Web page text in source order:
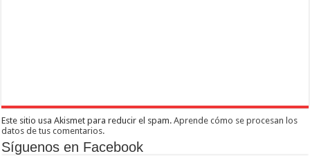
Este sitio usa Akismet para reducir el spam.Aprende cómo se procesan los
datos de tus comentarios.
Síguenos en Facebook